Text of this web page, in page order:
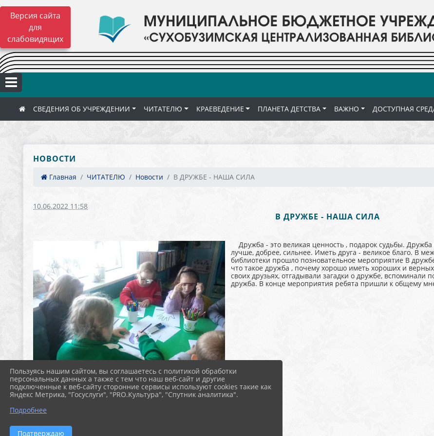
Версия сайта
для
слабовидящих
СВЕДЕНИЯ ОБ УЧРЕЖДЕНИИ ЧИТАТЕЛЮ КРАЕВЕДЕНИЕ ПЛАНЕТА ДЕТСТВА ВАЖНО ДОСТУПНАЯ
НОВОСТИ
Главная ЧИТАТЕЛЮ Новости В ДРУЖБЕ - НАША СИЛА
10.06.2022 11:58
В ДРУЖБЕ - НАША СИЛА
Дружба - это великая ценность , подарок судьбы.
лучше, добрее, сильнее. Иметь друга - великое благо. В
библиотеки прошло позновательное мероприятие В
что такое дружба , почему хорошо иметь хороших и
своих друзьях, отгадывали загадки о дружбе, вспоминали
дружба. В конце мероприятия ребята пришли к общему
Пользуясь нашим сайтом, вы соглашаетесь с политикой обработки
персональных данных а также с тем что наш веб-сайт и другие
подключенные к веб-сайту сторонние сервисы используют cookies такие как
Яндекс Метрика, "Госуслуги", "PRO.Культура", "Спутник аналитика".
Подробнее
Подтверждаю